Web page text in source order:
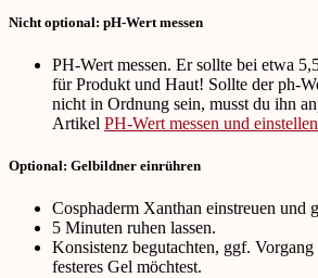
Nicht optional: pH-Wert messen
PH-Wert messen. Er sollte bei etwa
für Produkt und Haut! Sollte der ph-
nicht in Ordnung sein, musst du ihn
Artikel PH-Wert messen und einstellen
Optional: Gelbildner einrühren
Cosphaderm Xanthan einstreuen und
5 Minuten ruhen lassen.
Konsistenz begutachten, ggf.
festeres Gel möchtest.